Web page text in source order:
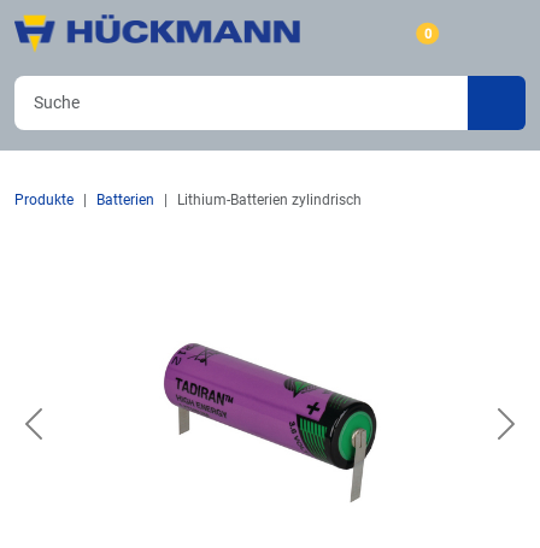
0
Produkte Batterien Lithium-Batterien zylindrisch
Previous